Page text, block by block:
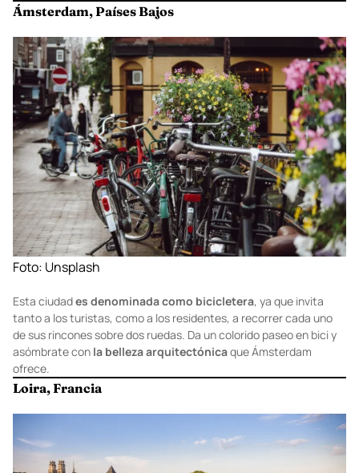
Ámsterdam, Países Bajos
Foto: Unsplash
Esta ciudades denominada como bicicletera, ya que invita
tanto a los turistas, como a los residentes, a recorrer cada uno
de sus rincones sobre dos ruedas. Da un colorido paseo en bici y
asómbrate con la belleza arquitectónicaque Ámsterdam
ofrece.
Loira, Francia